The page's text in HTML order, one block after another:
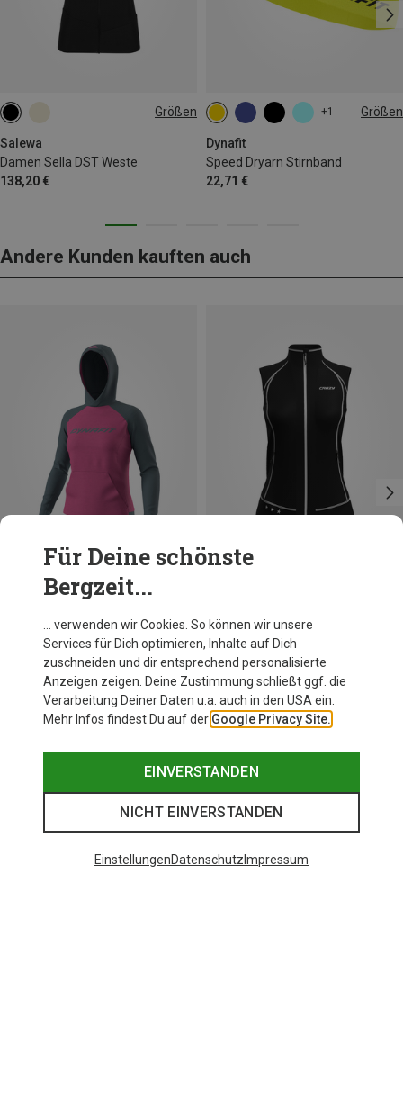
Größen
Salewa
Damen Sella DST Weste
138,20 €
S
+1 Größen
Dynafit
Speed Dryarn Stirnband
22,71 €
ONE SIZE
Andere Kunden kauften auch
Damen 24/7 Polartec Hoodie
109,95 €
M XL
Für Deine schönste
Bergzeit...
… verwenden wir Cookies. So können wir unsere
Services für Dich optimieren, Inhalte auf Dich
zuschneiden und dir entsprechend personalisierte
Anzeigen zeigen. Deine Zustimmung schließt ggf. die
Verarbeitung Deiner Daten u.a. auch in den USA ein.
Mehr Infos findest Du auf der Google Privacy Site.
EINVERSTANDEN
NICHT EINVERSTANDEN
EinstellungenDatenschutz Impressum